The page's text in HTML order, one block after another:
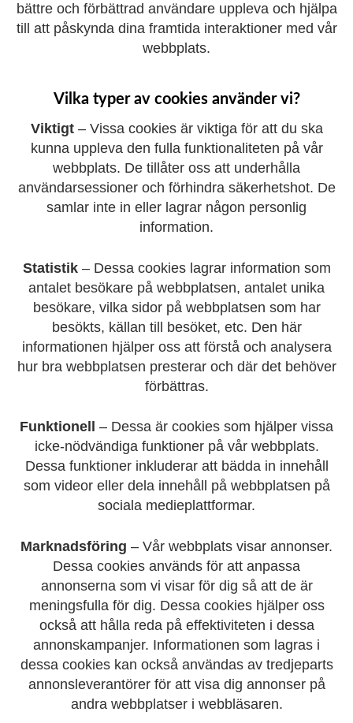
bättre och förbättrad användare uppleva och hjälpa
till att påskynda dina framtida interaktioner med vår
webbplats.
Vilka typer av cookies använder vi?
Viktigt– Vissa cookies är viktiga för att du ska
kunna uppleva den fulla funktionaliteten på vår
webbplats. De tillåter oss att underhålla
användarsessioner och förhindra säkerhetshot. De
samlar inte in eller lagrar någon personlig
information.
Statistik– Dessa cookies lagrar information som
antalet besökare på webbplatsen, antalet unika
besökare, vilka sidor på webbplatsen som har
besökts, källan till besöket, etc. Den här
informationen hjälper oss att förstå och analysera
hur bra webbplatsen presterar och där det behöver
förbättras.
Funktionell
– Dessa är cookies som hjälper vissa
icke-nödvändiga funktioner på vår webbplats.
Dessa funktioner inkluderar att bädda in innehåll
som videor eller dela innehåll på webbplatsen på
sociala medieplattformar.
Marknadsföring – Vår webbplats visar annonser.
Dessa cookies används för att anpassa
annonserna som vi visar för dig så att de är
meningsfulla för dig. Dessa cookies hjälper oss
också att hålla reda på effektiviteten i dessa
annonskampanjer. Informationen som lagras i
dessa cookies kan också användas av tredjeparts
annonsleverantörer för att visa dig annonser på
andra webbplatser i webbläsaren.